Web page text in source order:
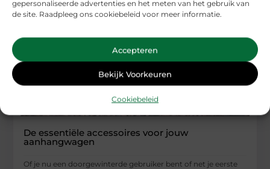
gepersonaliseerde advertenties en het meten van het gebruik van
de site. Raadpleeg ons cookiebeleid voor meer informatie.
Accepteren
Bekijk Voorkeuren
Cookiebeleid
De essentiële accessoires voor jouw
aanhangwagen
Of je nu een doorgewinterde gebruiker bent of net je eerste